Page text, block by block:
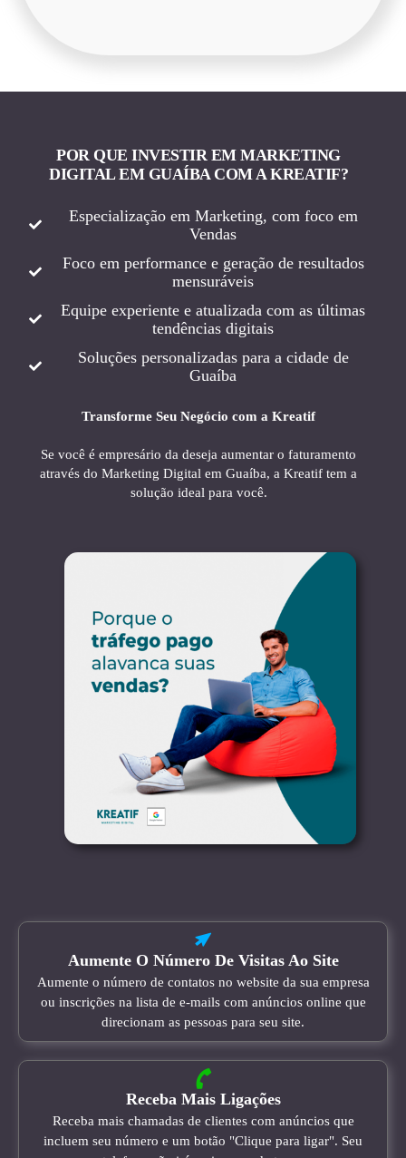
POR QUE INVESTIR EM MARKETING
DIGITAL EM GUAÍBA COM A KREATIF?
Especialização em Marketing, com foco em
Vendas
Foco em performance e geração de resultados
mensuráveis
Equipe experiente e atualizada com as últimas
tendências digitais
Soluções personalizadas para a cidade de
Guaíba
Transforme Seu Negócio com a Kreatif
Se você é empresário da deseja aumentar o faturamento
através do Marketing Digital em Guaíba, a Kreatif tem a
solução ideal para você.
Aumente O Número De Visitas Ao Site
Aumente o número de contatos no website da sua empresa
ou inscrições na lista de e-mails com anúncios online que
direcionam as pessoas para seu site.
Receba Mais Ligações
Receba mais chamadas de clientes com anúncios que
incluem seu número e um botão "Clique para ligar". Seu